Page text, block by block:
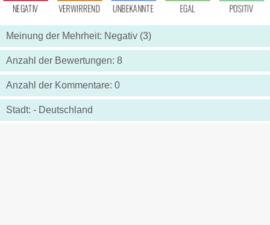
Meinung der Mehrheit: Negativ (3)
Anzahl der Bewertungen: 8
Anzahl der Kommentare: 0
Stadt: - Deutschland